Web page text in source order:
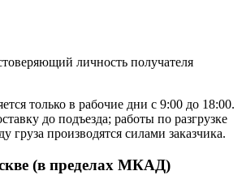
личность получателя
только в рабочие дни с 9:00 до 18:00.
до подъезда; работы по разгрузке
груза производятся силами заказчика.
(в пределах МКАД)